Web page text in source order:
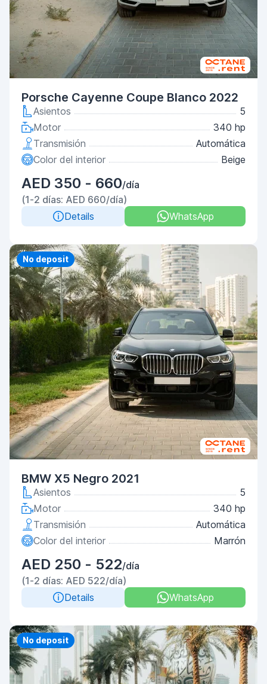
Porsche Cayenne Coupe Blanco 2022
Asientos
5
Motor
340 hp
Transmisión
Automática
Color del interior
Beige
AED 350 - 660/día
(1-2 días: AED 660/día)
Details
WhatsApp
Priority
No deposit
BMW X5 Negro 2021
Asientos
5
Motor
340 hp
Transmisión
Automática
Color del interior
Marrón
AED 250 - 522/día
(1-2 días: AED 522/día)
Details
WhatsApp
Priority
No deposit